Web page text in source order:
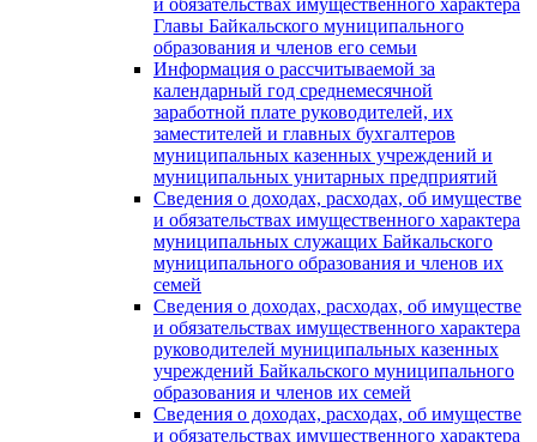
Главы Байкальского муниципального
образования и членов его семьи
Информация о рассчитываемой за
календарный год среднемесячной
заработной плате руководителей, их
заместителей и главных бухгалтеров
муниципальных казенных учреждений и
муниципальных унитарных предприятий
Сведения о доходах, расходах, об имуществе
и обязательствах имущественного характера
муниципальных служащих Байкальского
муниципального образования и членов их
семей
Сведения о доходах, расходах, об имуществе
и обязательствах имущественного характера
руководителей муниципальных казенных
учреждений Байкальского муниципального
образования и членов их семей
Сведения о доходах, расходах, об имуществе
и обязательствах имущественного характера